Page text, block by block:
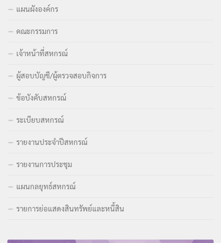
แผนผังองค์กร
คณะกรรมการ
เจ้าหน้าที่สหกรณ์
ผู้สอบบัญชี/ผู้ตรวจสอบกิจการ
ข้อบังคับสหกรณ์
ระเบียบสหกรณ์
รายงานประจำปีสหกรณ์
รายงานการประชุม
แผนกลยุทธ์สหกรณ์
รายการย่อแสดงสินทรัพย์และหนี้สิน